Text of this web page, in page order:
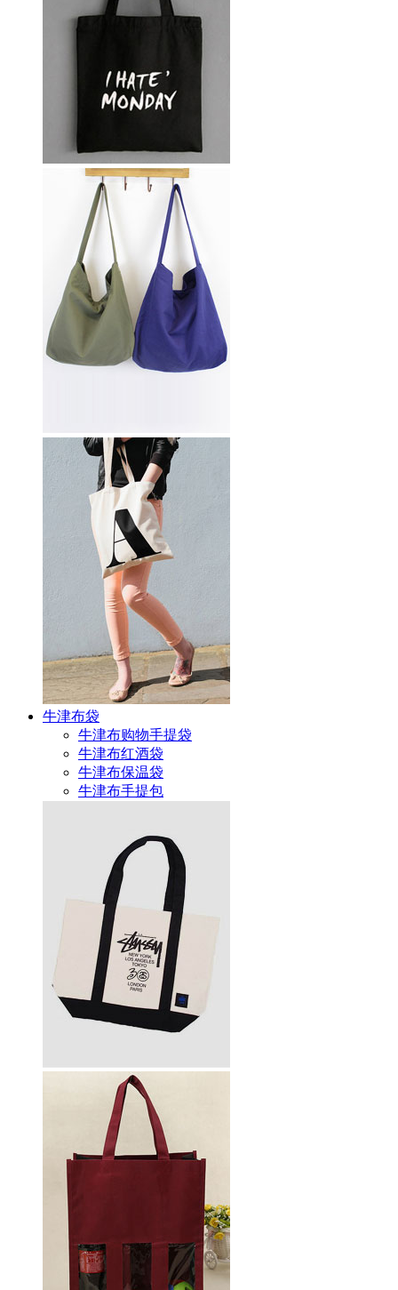
牛津布袋
牛津布购物手提袋
牛津布红酒袋
牛津布保温袋
牛津布手提包